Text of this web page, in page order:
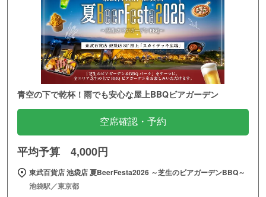
青空の下で乾杯！雨でも安心な屋上BBQビアガーデン
空席確認・予約
平均予算 4,000円
東武百貨店 池袋店 夏BeerFesta2026 ～芝生のビアガーデンBBQ～
池袋駅／東京都